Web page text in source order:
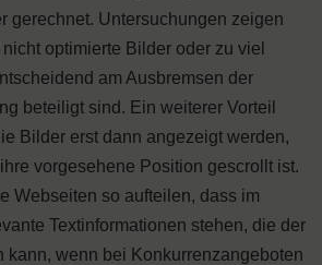
gerechnet. Untersuchungen zeigen
optimierte Bilder oder zu viel
am Ausbremsen der
beteiligt sind. Ein weiterer Vorteil
Bilder erst dann angezeigt werden,
vorgesehene Position gescrollt ist.
Webseiten so aufteilen, dass im
Textinformationen stehen, die der
kann, wenn bei Konkurrenzangeboten